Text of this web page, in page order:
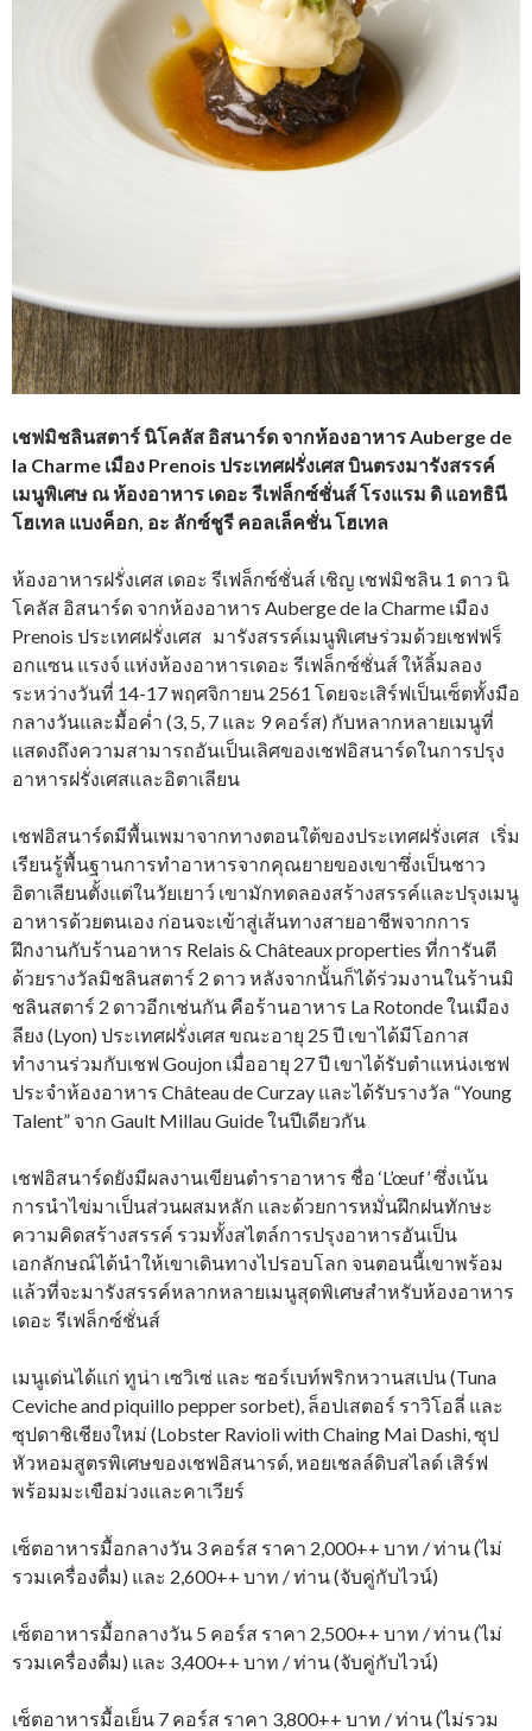
เชฟมิชลินสตาร์ นิโคลัส อิสนาร์ด จากห้องอาหาร Auberge de
la Charme เมือง Prenois ประเทศฝรั่งเศสบินตรงมารังสรรค์
เมนูพิเศษ ณ ห้องอาหาร เดอะ รีเฟล็กซ์ชั่นส์โรงแรม ดิ แอทธินี
โฮเทล แบงค็อก, อะ ลักซ์ชูรี คอลเล็คชั่น โฮเทล
ห้องอาหารฝรั่งเศส เดอะ รีเฟล็กซ์ชั่นส์ เชิญ เชฟมิชลิน 1 ดาว นิ
โคลัส อิสนาร์ด จากห้องอาหาร Auberge de la Charme เมือง
Prenois ประเทศฝรั่งเศส มารังสรรค์เมนูพิเศษร่วมด้วยเชฟฟร็
อกแซน แรงจ์ แห่งห้องอาหารเดอะ รีเฟล็กซ์ชั่นส์ ให้ลิ้มลอง
ระหว่างวันที่ 14-17 พฤศจิกายน 2561 โดยจะเสิร์ฟเป็นเซ็ตทั้งมือ
กลางวันและมื้อค่ำ (3, 5, 7 และ 9 คอร์ส) กับหลากหลายเมนูที่
แสดงถึงความสามารถอันเป็นเลิศของเชฟอิสนาร์ดในการปรุง
อาหารฝรั่งเศสและอิตาเลียน
เชฟอิสนาร์ดมีพื้นเพมาจากทางตอนใต้ของประเทศฝรั่งเศส เริ่ม
เรียนรู้พื้นฐานการทำอาหารจากคุณยายของเขาซึ่งเป็นชาว
อิตาเลียนตั้งแต่ในวัยเยาว์ เขามักทดลองสร้างสรรค์และปรุงเมนู
อาหารด้วยตนเอง ก่อนจะเข้าสู่เส้นทางสายอาชีพจากการ
ฝึกงานกับร้านอาหาร Relais & Châteaux properties ที่การันตี
ด้วยรางวัลมิชลินสตาร์ 2 ดาว หลังจากนั้นก็ได้ร่วมงานในร้านมิ
ชลินสตาร์ 2 ดาวอีกเช่นกัน คือร้านอาหาร La Rotonde ในเมือง
ลียง (Lyon) ประเทศฝรั่งเศส ขณะอายุ 25 ปี เขาได้มีโอกาส
ทำงานร่วมกับเชฟ Goujon เมื่ออายุ 27 ปี เขาได้รับตำแหน่งเชฟ
ประจำห้องอาหาร Château de Curzay และได้รับรางวัล “Young
Talent” จาก Gault Millau Guide ในปีเดียวกัน
เชฟอิสนาร์ดยังมีผลงานเขียนตำราอาหาร ชื่อ ‘L’œuf’ ซึ่งเน้น
การนำไข่มาเป็นส่วนผสมหลัก และด้วยการหมั่นฝึกฝนทักษะ
ความคิดสร้างสรรค์ รวมทั้งสไตล์การปรุงอาหารอันเป็น
เอกลักษณ์ได้นำให้เขาเดินทางไปรอบโลก จนตอนนี้เขาพร้อม
แล้วที่จะมารังสรรค์หลากหลายเมนูสุดพิเศษสำหรับห้องอาหาร
เดอะ รีเฟล็กซ์ชั่นส์
เมนูเด่นได้แก่ ทูน่า เซวิเซ่ และ ซอร์เบท์พริกหวานสเปน (Tuna
Ceviche and piquillo pepper sorbet), ล็อปเสตอร์ ราวิโอลี่ และ
ซุปดาชิเชียงใหม่ (Lobster Ravioli with Chaing Mai Dashi, ซุป
หัวหอมสูตรพิเศษของเชฟอิสนารด์, หอยเชลล์ดิบสไลด์ เสิร์ฟ
พร้อมมะเขือม่วงและคาเวียร์
เซ็ตอาหารมื้อกลางวัน 3 คอร์ส ราคา 2,000++ บาท / ท่าน (ไม่
รวมเครื่องดื่ม) และ 2,600++ บาท / ท่าน (จับคู่กับไวน์)
เซ็ตอาหารมื้อกลางวัน 5 คอร์ส ราคา 2,500++ บาท / ท่าน (ไม่
รวมเครื่องดื่ม) และ 3,400++ บาท / ท่าน (จับคู่กับไวน์)
เซ็ตอาหารมื้อเย็น 7 คอร์ส ราคา 3,800++ บาท / ท่าน (ไม่รวม